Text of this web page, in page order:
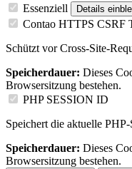
Essenziell Details
Contao HTTPS CSRF
Schützt vor Cross-Site-
Speicherdauer: Dieses
Browsersitzung bestehen.
PHP SESSION ID
Speichert die aktuelle PHP-
Speicherdauer: Dieses
Browsersitzung bestehen.